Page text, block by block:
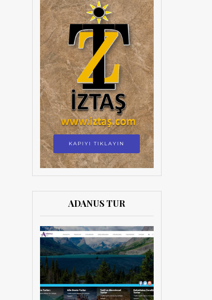
KAPIYI TIKLAYIN
ADANUS TUR